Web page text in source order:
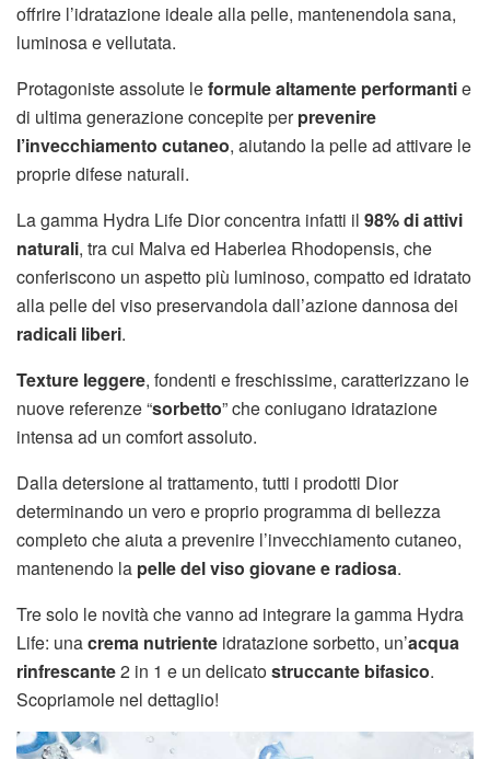
offrire l’idratazione ideale alla pelle, mantenendola sana,
luminosa e vellutata.
Protagoniste assolute leformule altamente performantie
di ultima generazione concepite perprevenire
l’invecchiamento cutaneo, aiutando la pelle ad attivare le
proprie difese naturali.
La gamma Hydra Life Dior concentra infatti il 98% di attivi
naturali, tra cui Malva ed Haberlea Rhodopensis, che
conferiscono un aspetto più luminoso, compatto ed idratato
alla pelle del viso preservandola dall’azione dannosa dei
radicali liberi.
Texture leggere, fondenti e freschissime, caratterizzano le
nuove referenze “sorbetto” che coniugano idratazione
intensa ad un comfort assoluto.
Dalla detersione al trattamento, tutti i prodotti Dior
determinando un vero e proprio programma di bellezza
completo che aiuta a prevenire l’invecchiamento cutaneo,
mantenendo la pelle del viso giovane e radiosa.
Tre solo le novità che vanno ad integrare la gamma Hydra
Life: unacrema nutriente idratazione sorbetto, un’acqua
rinfrescante2 in 1 e un delicatostruccante bifasico.
Scopriamole nel dettaglio!